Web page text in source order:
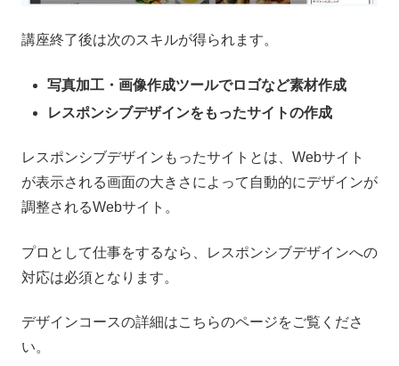
講座終了後は次のスキルが得られます。
写真加工・画像作成ツールでロゴなど素材作成
レスポンシブデザインをもったサイトの作成
レスポンシブデザインもったサイトとは、Webサイト
が表示される画面の大きさによって自動的にデザインが
調整されるWebサイト。
プロとして仕事をするなら、レスポンシブデザインへの
対応は必須となります。
デザインコースの詳細はこちらのページをご覧くださ
い。